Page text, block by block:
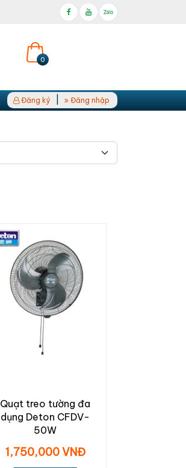
0
Đăng ký Đăng nhập
Quạt treo tường đa
dụng Deton CFDV-
50W
1,750,000 VNĐ